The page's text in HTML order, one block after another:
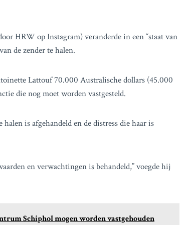
HRW op Instagram) veranderde in een “staat van
de zender te halen.
Lattouf 70.000 Australische dollars (45.000
die nog moet worden vastgesteld.
is afgehandeld en de distress die haar is
en verwachtingen is behandeld,” voegde hij
Schiphol mogen worden vastgehouden